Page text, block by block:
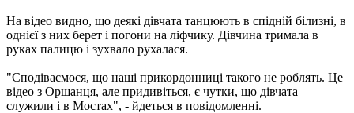
На відео видно, що деякі дівчата танцюють в спідній білизні, в
однієї з них берет і погони на ліфчику. Дівчина тримала в
руках палицю і зухвало рухалася.
"Сподіваємося, що наші прикордонниці такого не роблять. Це
відео з Оршанця, але придивіться, є чутки, що дівчата
служили і в Мостах", - йдеться в повідомленні.